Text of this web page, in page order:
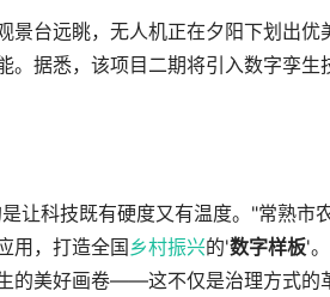
景台远眺，无人机正在夕阳下划出优
。据悉，该项目二期将引入数字孪
让科技既有硬度又有温度。"常熟市
用，打造全国乡村振兴的'数字样板'
的美好画卷——这不仅是治理方式的